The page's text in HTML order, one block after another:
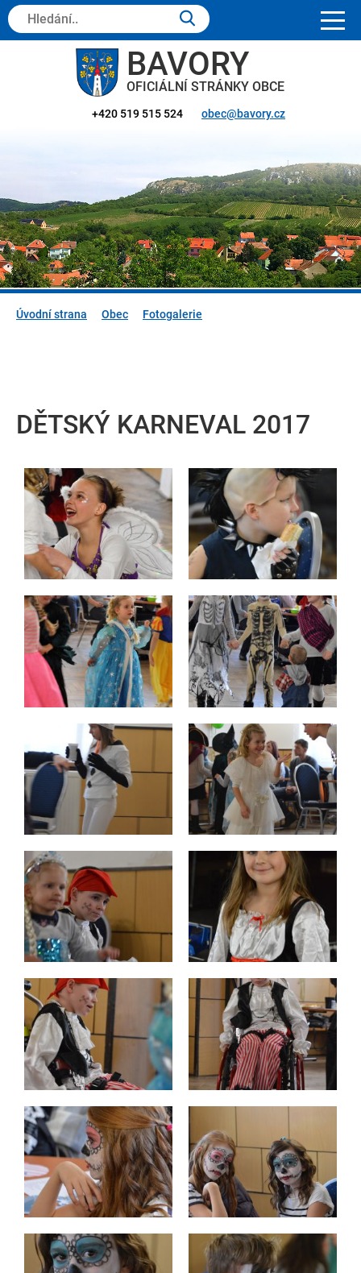
BAVORY
OFICIÁLNÍ STRÁNKY OBCE
+420 519 515 524 obec@bavory.cz
Hledaný
text:
Úvodní strana Obec Fotogalerie
DĚTSKÝ KARNEVAL 2017